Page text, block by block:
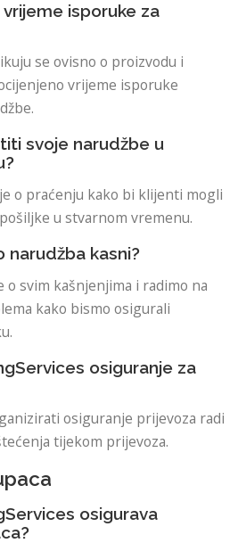
isporuke za
se ovisno o proizvodu i
vrijeme isporuke
svoje narudžbe u
o praćenju kako bi klijenti mogli
u stvarnom vremenu.
narudžba kasni?
o svim kašnjenjima i radimo na
kako bismo osigurali
osiguranje za
osiguranje prijevoza radi
tijekom prijevoza.
osigurava